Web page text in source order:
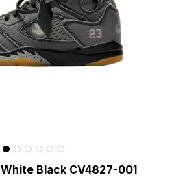
Black CV4827-001